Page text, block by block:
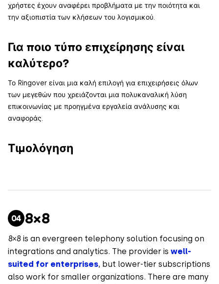
χρήστες έχουν αναφέρει προβλήματα με την ποιότητα και
την αξιοπιστία των κλήσεων του λογισμικού.
Για ποιο τύπο επιχείρησης είναι
καλύτερο?
Το Ringover είναι μια καλή επιλογή για επιχειρήσεις όλων
των μεγεθών που χρειάζονται μια πολυκαναλική λύση
επικοινωνίας με προηγμένα εργαλεία ανάλυσης και
αναφοράς.
Τιμολόγηση
8×8
8×8 is an evergreen telephony solution focusing on
integrations and analytics. The provider is well-
suited for enterprises, but lower-tier subscriptions
also work for smaller organizations. There are many